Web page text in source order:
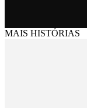
MAIS HISTÓRIAS